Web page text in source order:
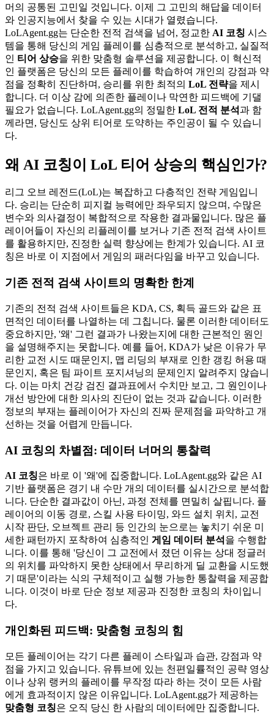
머의 공통된 고민일 것입니다. 이제 그 고민의 해답을 데이터
와 인공지능에서 찾을 수 있는 시대가 열렸습니다.
LoLAgent.gg는 단순한 전적 검색을 넘어, 정교한 AI 코칭 시스
템을 통해 당신의 게임 플레이를 심층적으로 분석하고, 실질적
인 티어 상승을 위한 맞춤형 솔루션을 제공합니다. 이 혁신적
인 플랫폼은 당신의 모든 플레이를 학습하여 개인의 강점과 약
점을 정확히 진단하며, 승리를 위한 최적의 LoL 전략을 제시
합니다. 더 이상 감에 의존한 플레이나 막연한 피드백에 기댈
필요가 없습니다. LoLAgent.gg의 정밀한 LoL 전적 분석과 함
께라면, 당신도 상위 티어로 도약하는 주인공이 될 수 있습니
다.
왜 AI 코칭이 LoL 티어 상승의 핵심인가?
리그 오브 레전드(LoL)는 복잡하고 다층적인 전략 게임입니
다. 승리는 단순히 피지컬 능력에만 좌우되지 않으며, 수많은
변수와 의사결정이 복합적으로 작용한 결과물입니다. 많은 플
레이어들이 자신의 리플레이를 보거나 기존 전적 검색 사이트
를 활용하지만, 진정한 실력 향상에는 한계가 있습니다. AI 코
칭은 바로 이 지점에서 게임의 패러다임을 바꾸고 있습니다.
기존 전적 검색 사이트의 명확한 한계
기존의 전적 검색 사이트들은 KDA, CS, 획득 골드와 같은 표
면적인 데이터를 나열하는 데 그칩니다. 물론 이러한 데이터도
중요하지만, '왜' 그런 결과가 나왔는지에 대한 근본적인 원인
을 설명해주지는 못합니다. 예를 들어, KDA가 낮은 이유가 무
리한 교전 시도 때문인지, 맵 리딩의 부재로 인한 갱킹 허용 때
문인지, 혹은 팀 파이트 포지셔닝의 문제인지 알려주지 않습니
다. 이는 마치 건강 검진 결과표에서 수치만 보고, 그 원인이나
개선 방안에 대한 의사의 진단이 없는 것과 같습니다. 이러한
정보의 부재는 플레이어가 자신의 진짜 문제점을 파악하고 개
선하는 것을 어렵게 만듭니다.
AI 코칭의 차별점: 데이터 너머의 통찰력
AI 코칭은 바로 이 '왜'에 집중합니다. LoLAgent.gg와 같은 AI
기반 플랫폼은 경기 내 수만 개의 데이터를 실시간으로 분석합
니다. 단순한 결과값이 아닌, 과정 전체를 면밀히 살핍니다. 플
레이어의 이동 경로, 스킬 사용 타이밍, 와드 설치 위치, 교전
시작 판단, 오브젝트 관리 등 인간의 눈으로는 놓치기 쉬운 미
세한 패턴까지 포착하여 심층적인 게임 데이터 분석 을 수행합
니다. 이를 통해 '당신이 그 교전에서 졌던 이유는 상대 정글러
의 위치를 파악하지 못한 상태에서 무리하게 딜 교환을 시도했
기 때문'이라는 식의 구체적이고 실행 가능한 통찰력을 제공합
니다. 이것이 바로 단순 정보 제공과 진정한 코칭의 차이입니
다.
개인화된 피드백: 맞춤형 코칭의 힘
모든 플레이어는 각기 다른 플레이 스타일과 습관, 강점과 약
점을 가지고 있습니다. 유튜브에 있는 천편일률적인 공략 영상
이나 상위 랭커의 플레이를 무작정 따라 하는 것이 모든 사람
에게 효과적이지 않은 이유입니다. LoLAgent.gg가 제공하는
맞춤형 코칭은 오직 당신 한 사람의 데이터에만 집중합니다.